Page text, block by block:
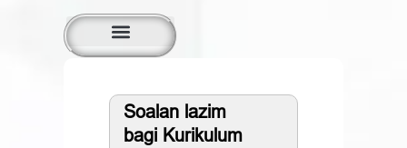
Soalan lazim
bagi Kurikulum